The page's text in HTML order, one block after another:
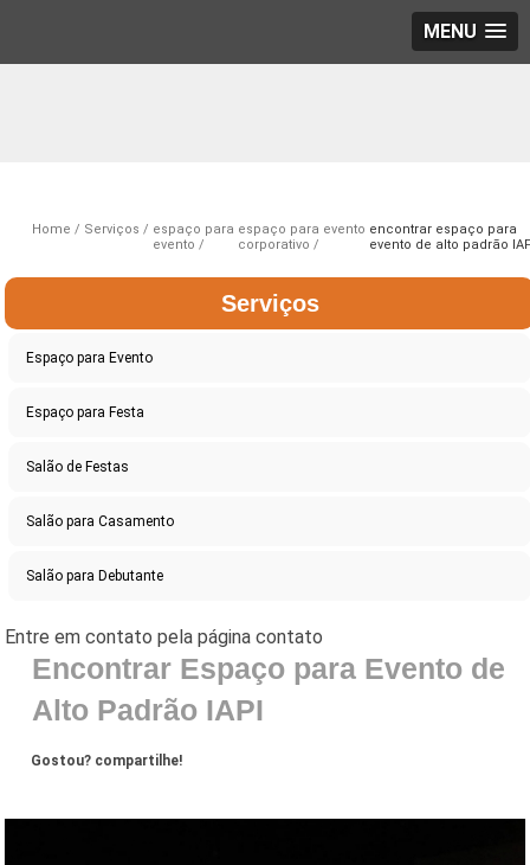
MENU
Home Serviços
espaço para
evento
espaço para evento
corporativo
encontrar espaço para
evento de alto padrão
Serviços
Espaço para Evento
Espaço para Festa
Salão de Festas
Salão para Casamento
Salão para Debutante
Encontrar Espaço para Evento de
Alto Padrão IAPI
Gostou? compartilhe!